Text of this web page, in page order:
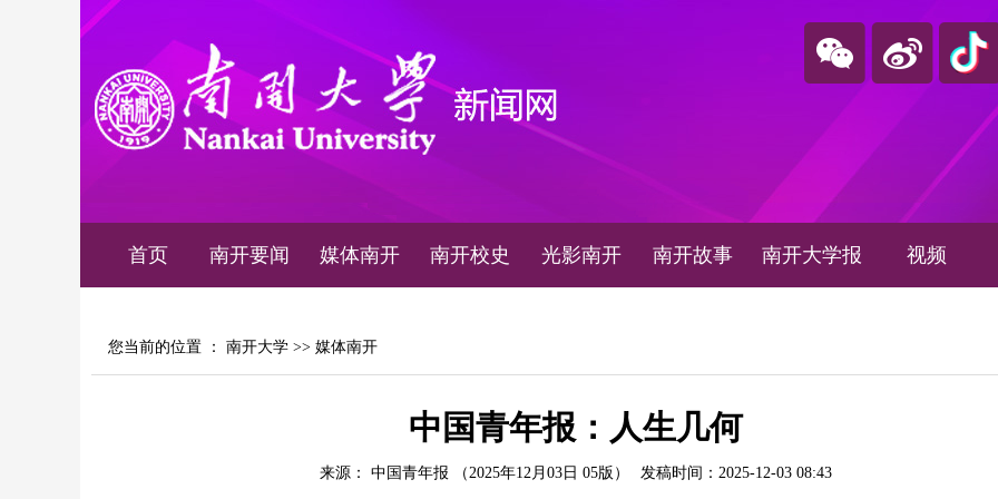
首页 南开要闻 媒体南开 南开校史 光影南开 南开故事 南开大学报 视频
您当前的位置 ： 南开大学 >> 媒体南开
中国青年报：人生几何
来源： 中国青年报 （2025年12月03日 05版） 发稿时间：2025-12-03 08:43